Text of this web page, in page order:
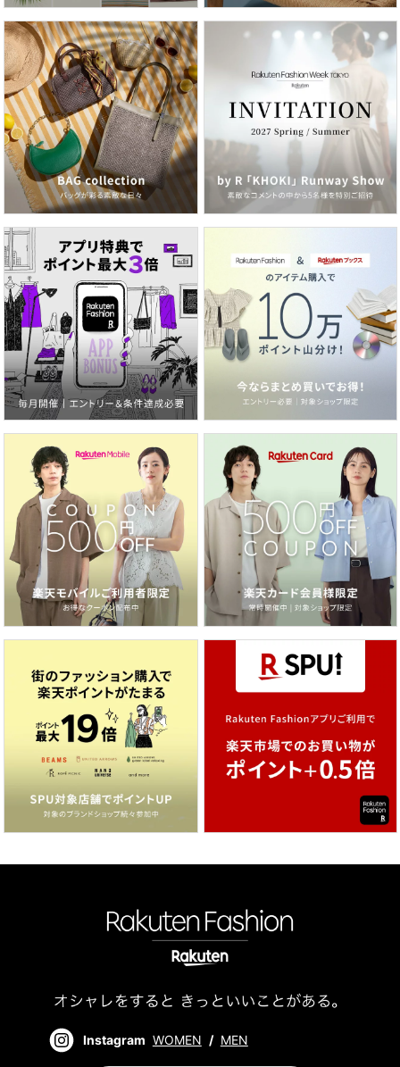
Instagram WOMEN / MEN